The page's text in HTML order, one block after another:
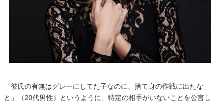
「彼氏の有無はグレーにしてた子なのに、捨て身の作戦に出たな
と」（20代男性）というように、特定の相手がいないことを公言し